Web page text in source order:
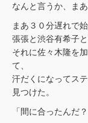
なんと言うか、ま
まあ３０分遅れで始
張張と渋谷有希子
それに佐々木隆を
て、
汗だくになってス
見つけた。
「間に合ったんだ